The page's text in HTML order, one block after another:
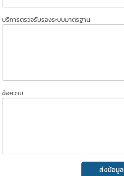
บริการตรวจรับรองระบบมาตรฐาน
ข้อความ
ส่งข้อมูล